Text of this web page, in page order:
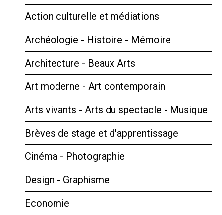
Action culturelle et médiations
Archéologie - Histoire - Mémoire
Architecture - Beaux Arts
Art moderne - Art contemporain
Arts vivants - Arts du spectacle - Musique
Brèves de stage et d'apprentissage
Cinéma - Photographie
Design - Graphisme
Economie